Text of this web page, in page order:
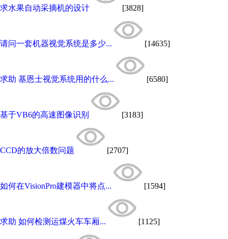
求水果自动采摘机的设计 [3828]
请问一套机器视觉系统是多少... [14635]
求助 基恩士视觉系统用的什么... [6580]
基于VB6的高速图像识别 [3183]
CCD的放大倍数问题 [2707]
如何在VisionPro建模器中将点... [1594]
求助 如何检测运煤火车车厢... [1125]